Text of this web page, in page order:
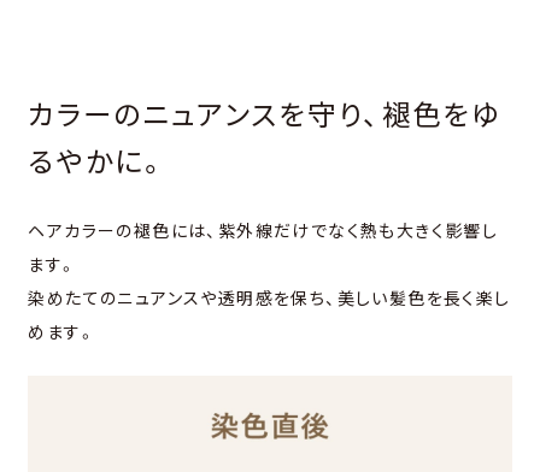
カラーのニュアンスを守り、褪⾊をゆ
るやかに。
ヘアカラーの褪⾊には、紫外線だけでなく熱も⼤きく影響し
ます。
染めたてのニュアンスや透明感を保ち、美しい髪⾊を⻑く楽し
めます。